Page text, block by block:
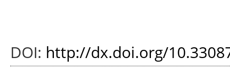
DOI: http://dx.doi.org/